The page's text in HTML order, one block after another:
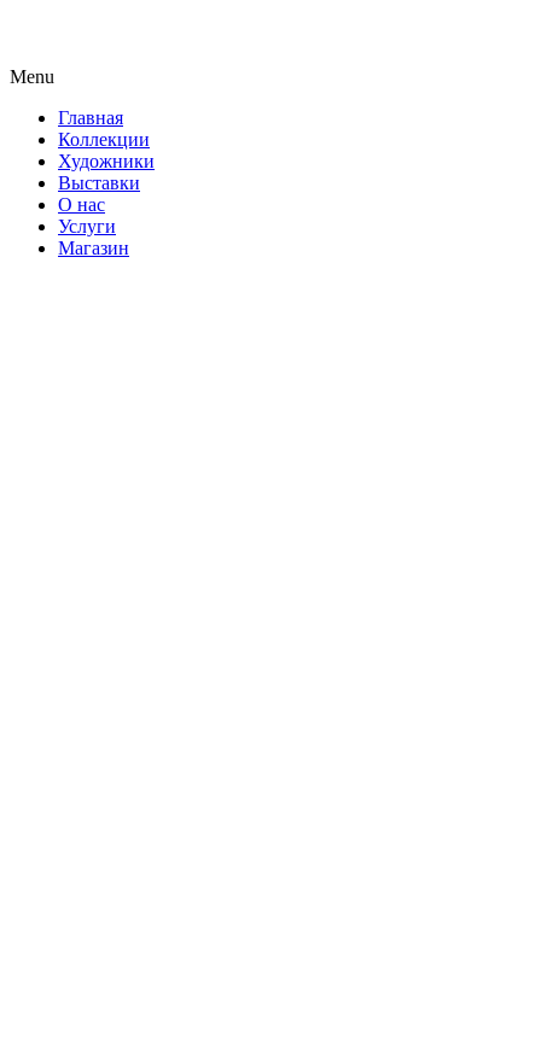
Menu
Главная
Коллекции
Художники
Выставки
О нас
Услуги
Магазин